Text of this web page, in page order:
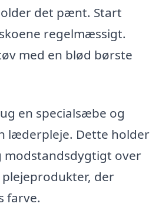
det pænt. Start
regelmæssigt.
med en blød børste
en specialsæbe og
læderpleje. Dette holder
over
der
farve.